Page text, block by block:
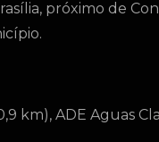
próximo de
km), ADE Aguas